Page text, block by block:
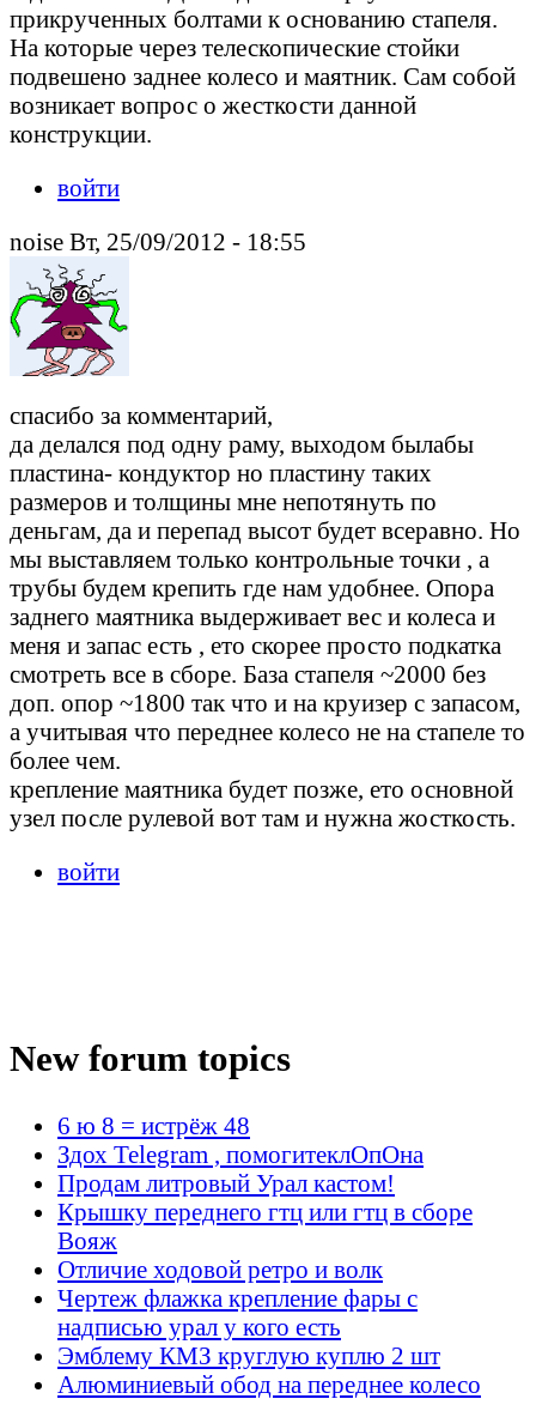
прикрученных болтами к основанию стапеля.
На которые через телескопические стойки
подвешено заднее колесо и маятник. Сам собой
возникает вопрос о жесткости данной
конструкции.
войти
noise Вт, 25/09/2012 - 18:55
спасибо за комментарий,
да делался под одну раму, выходом былабы
пластина- кондуктор но пластину таких
размеров и толщины мне непотянуть по
деньгам, да и перепад высот будет всеравно. Но
мы выставляем только контрольные точки , а
трубы будем крепить где нам удобнее. Опора
заднего маятника выдерживает вес и колеса и
меня и запас есть , ето скорее просто подкатка
смотреть все в сборе. База стапеля ~2000 без
доп. опор ~1800 так что и на круизер с запасом,
а учитывая что переднее колесо не на стапеле то
более чем.
крепление маятника будет позже, ето основной
узел после рулевой вот там и нужна жосткость.
войти
New forum topics
6 ю 8 = истрёж 48
Здох Telegram , помогитеклОпОна
Продам литровый Урал кастом!
Крышку переднего гтц или гтц в сборе
Вояж
Отличие ходовой ретро и волк
Чертеж флажка крепление фары с
надписью урал у кого есть
Эмблему КМЗ круглую куплю 2 шт
Алюминиевый обод на переднее колесо